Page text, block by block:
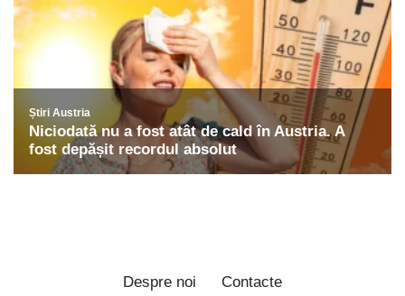
Despre noi Contacte